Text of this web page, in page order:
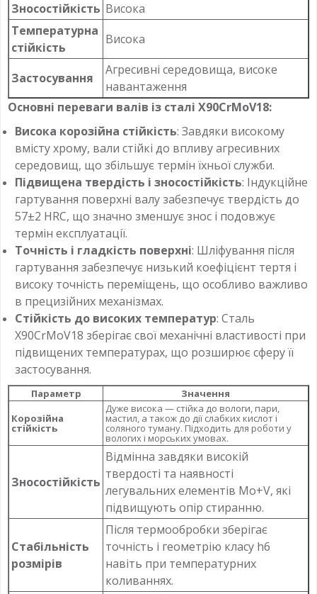
Зносостійкість Висока
Температурна
стійкість
Висока
Застосування
Агресивні середовища, високе
навантаження
Основні переваги валів із сталі X90CrMoV18:
Висока корозійна стійкість: Завдяки високому
вмісту хрому, вали стійкі до впливу агресивних
середовищ, що збільшує термін їхньої служби.
Підвищена твердість і зносостійкість: Індукційне
гартування поверхні валу забезпечує твердість до
57±2 HRC, що значно зменшує знос і подовжує
термін експлуатації.
Точність і гладкість поверхні: Шліфування після
гартування забезпечує низький коефіцієнт тертя і
високу точність переміщень, що особливо важливо
в прецизійних механізмах.
Стійкість до високих температур: Сталь
X90CrMoV18 зберігає свої механічні властивості при
підвищених температурах, що розширює сферу її
застосування.
Параметр
Значення
Корозійна
стійкість
Дуже висока — стійка до вологи, пари,
мастил, а також до дії слабких кислот і
соляного туману. Підходить для роботи у
вологих і морських умовах.
Зносостійкість
Відмінна завдяки високій
твердості та наявності
легувальних елементів Mo+V, які
підвищують опір стиранню.
Стабільність
розмірів
Після термообробки зберігає
точність і геометрію класу h6
навіть при температурних
коливаннях.